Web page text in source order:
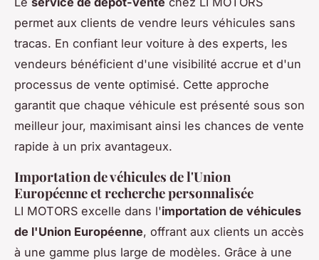
permet aux clients de vendre leurs véhicules sans
tracas. En confiant leur voiture à des experts, les
vendeurs bénéficient d'une visibilité accrue et d'un
processus de vente optimisé. Cette approche
garantit que chaque véhicule est présenté sous son
meilleur jour, maximisant ainsi les chances de vente
rapide à un prix avantageux.
Importation de véhicules de l'Union
Européenne et recherche personnalisée
LI MOTORS excelle dans l'importation de véhicules
de l'Union Européenne, offrant aux clients un accès
à une gamme plus large de modèles. Grâce à une